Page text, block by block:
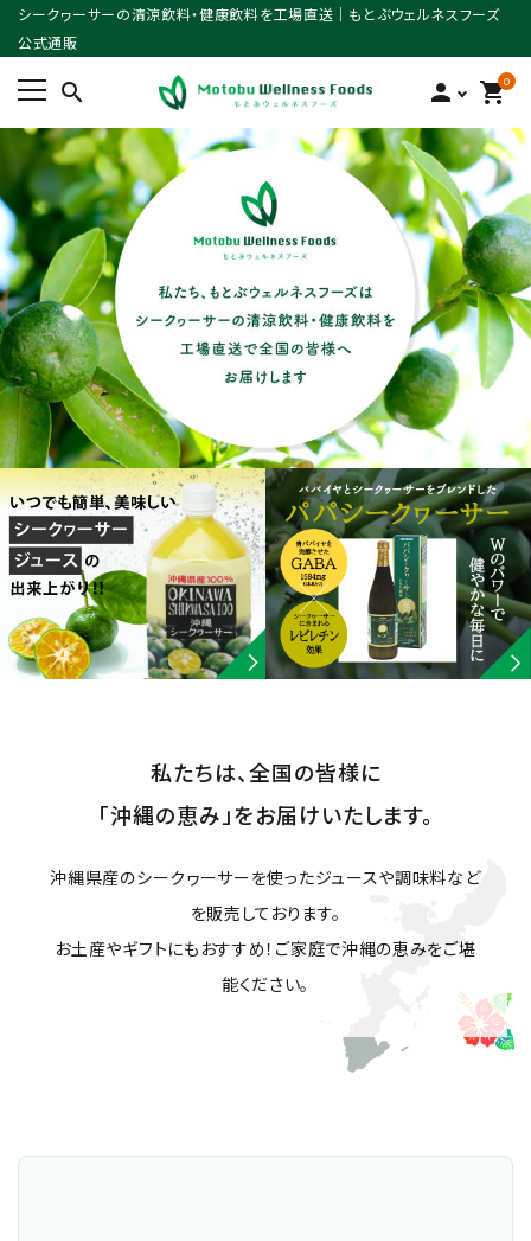
シークヮーサーの清涼飲料・健康飲料を工場直送｜もとぶウェルネスフーズ
公式通販
search person 0
shopping_cart
ACCOUNT MENU
ようこそ ゲスト 様
meeting_room ログイン person 新規会員登録
search
シークヮーサージュース
健康飲料
私たちは、全国の皆様に
「沖縄の恵み」をお届けいたします。
沖縄県産のシークヮーサーを使ったジュースや調味料など
を販売しております。
お土産やギフトにもおすすめ！ご家庭で沖縄の恵みをご堪
能ください。